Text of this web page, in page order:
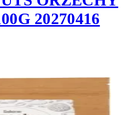
20270416